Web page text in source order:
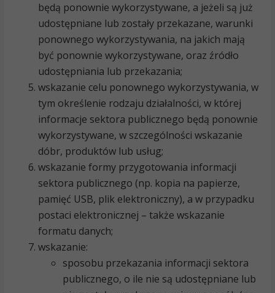
będą ponownie wykorzystywane, a jeżeli są już
udostępniane lub zostały przekazane, warunki
ponownego wykorzystywania, na jakich mają
być ponownie wykorzystywane, oraz źródło
udostępniania lub przekazania;
wskazanie celu ponownego wykorzystywania, w
tym określenie rodzaju działalności, w której
informacje sektora publicznego będą ponownie
wykorzystywane, w szczególności wskazanie
dóbr, produktów lub usług;
wskazanie formy przygotowania informacji
sektora publicznego (np. kopia na papierze,
pamięć USB, plik elektroniczny), a w przypadku
postaci elektronicznej – także wskazanie
formatu danych;
wskazanie:
sposobu przekazania informacji sektora
publicznego, o ile nie są udostępniane lub